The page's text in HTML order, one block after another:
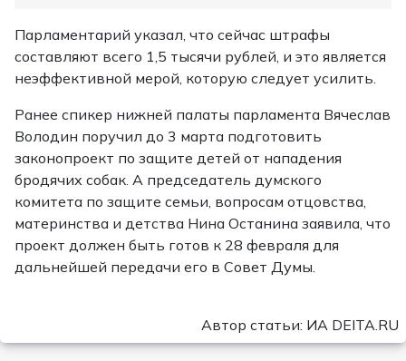
Парламентарий указал, что сейчас штрафы
составляют всего 1,5 тысячи рублей, и это является
неэффективной мерой, которую следует усилить.
Ранее спикер нижней палаты парламента Вячеслав
Володин поручил до 3 марта подготовить
законопроект по защите детей от нападения
бродячих собак. А председатель думского
комитета по защите семьи, вопросам отцовства,
материнства и детства Нина Останина заявила, что
проект должен быть готов к 28 февраля для
дальнейшей передачи его в Совет Думы.
Автор статьи: ИА DEITA.RU